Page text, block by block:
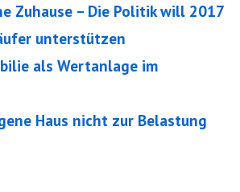
Zuhause – Die Politik will 2017
unterstützen
als Wertanlage im
Haus nicht zur Belastung